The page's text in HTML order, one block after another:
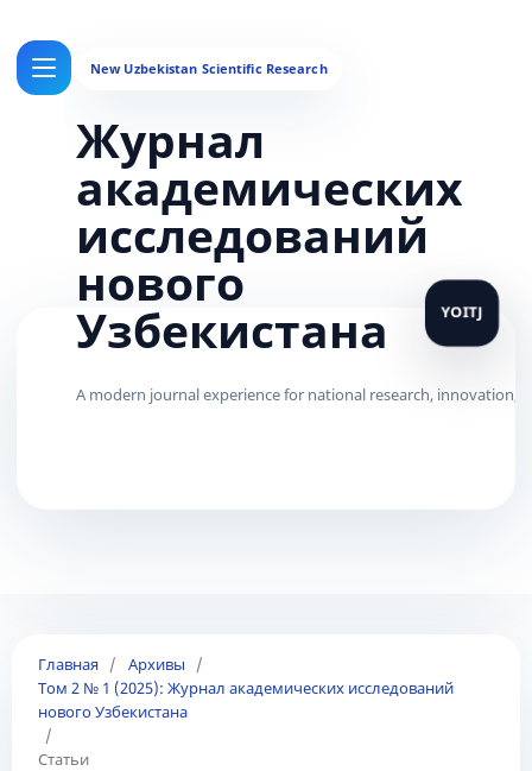
Журнал
академических
исследований
нового
Узбекистана
Главная / Архивы
/
Том 2 № 1 (2025): Журнал академических исследований
нового Узбекистана
/
Статьи